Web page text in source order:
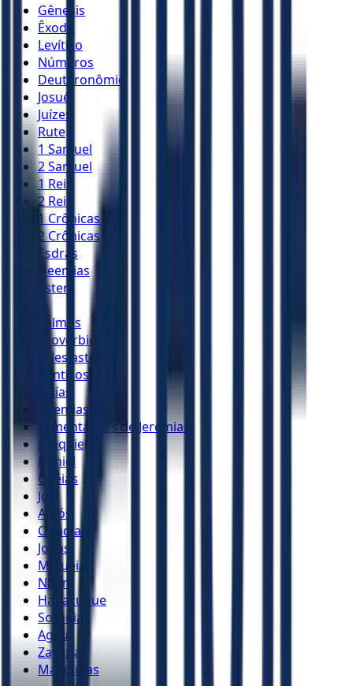
Gênesis
Êxodo
Levítico
Números
Deuteronômio
Josué
Juízes
Rute
1 Samuel
2 Samuel
1 Reis
2 Reis
1 Crônicas
2 Crônicas
Esdras
Neemias
Ester
Jó
Salmos
Provérbios
Eclesiastes
Cânticos
Isaías
Jeremias
Lamentações de Jeremias
Ezequiel
Daniel
Oséias
Joel
Amós
Obadias
Jonas
Miquéias
Naum
Habacuque
Sofonias
Ageu
Zacarias
Malaquias